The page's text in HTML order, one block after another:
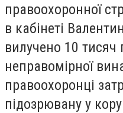
правоохоронної
в кабінеті
вилучено 10 тисяч
неправомірної
правоохоронці
підозрювану у